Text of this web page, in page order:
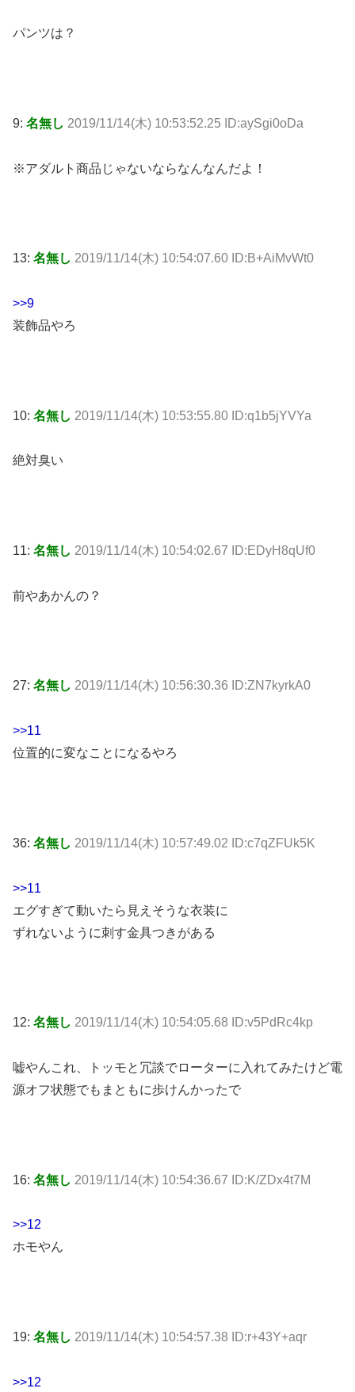
パンツは？
9: 名無し 2019/11/14(木) 10:53:52.25 ID:aySgi0oDa
※アダルト商品じゃないならなんなんだよ！
13: 名無し 2019/11/14(木) 10:54:07.60 ID:B+AiMvWt0
>>9
装飾品やろ
10: 名無し 2019/11/14(木) 10:53:55.80 ID:q1b5jYVYa
絶対臭い
11: 名無し 2019/11/14(木) 10:54:02.67 ID:EDyH8qUf0
前やあかんの？
27: 名無し 2019/11/14(木) 10:56:30.36 ID:ZN7kyrkA0
>>11
位置的に変なことになるやろ
36: 名無し 2019/11/14(木) 10:57:49.02 ID:c7qZFUk5K
>>11
エグすぎて動いたら見えそうな衣装に
ずれないように刺す金具つきがある
12: 名無し 2019/11/14(木) 10:54:05.68 ID:v5PdRc4kp
嘘やんこれ、トッモと冗談でローターに入れてみたけど電
源オフ状態でもまともに歩けんかったで
16: 名無し 2019/11/14(木) 10:54:36.67 ID:K/ZDx4t7M
>>12
ホモやん
19: 名無し 2019/11/14(木) 10:54:57.38 ID:r+43Y+aqr
>>12